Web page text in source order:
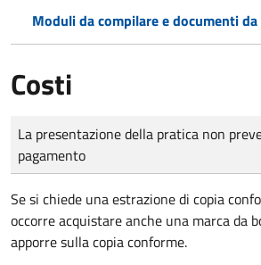
Moduli da compilare e documenti
Costi
Tipo di pagamento
Importo
La presentazione della pratica non
pagamento
Se si chiede una estrazione di copia
occorre acquistare anche una marca da
apporre sulla copia conforme.